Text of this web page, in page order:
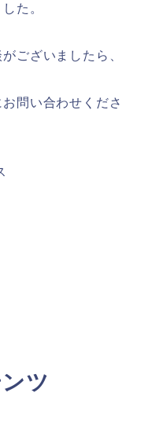
た。
ございましたら、
問い合わせくださ
ツ